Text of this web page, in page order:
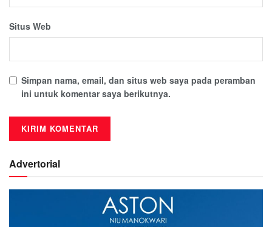
Situs Web
Simpan nama, email, dan situs web saya pada peramban
ini untuk komentar saya berikutnya.
Advertorial